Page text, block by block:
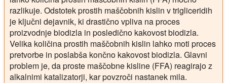
razlikuje. Odstotek prostih maščobnih kislin v trigliceridih
je ključni dejavnik, ki drastično vpliva na proces
proizvodnje biodizla in posledično kakovost biodizla.
Velika količina prostih maščobnih kislin lahko moti proces
pretvorbe in poslabša končno kakovost biodizla. Glavni
problem je, da proste maščobne kisline (FFA) reagirajo z
alkalnimi katalizatorji, kar povzroči nastanek mila.